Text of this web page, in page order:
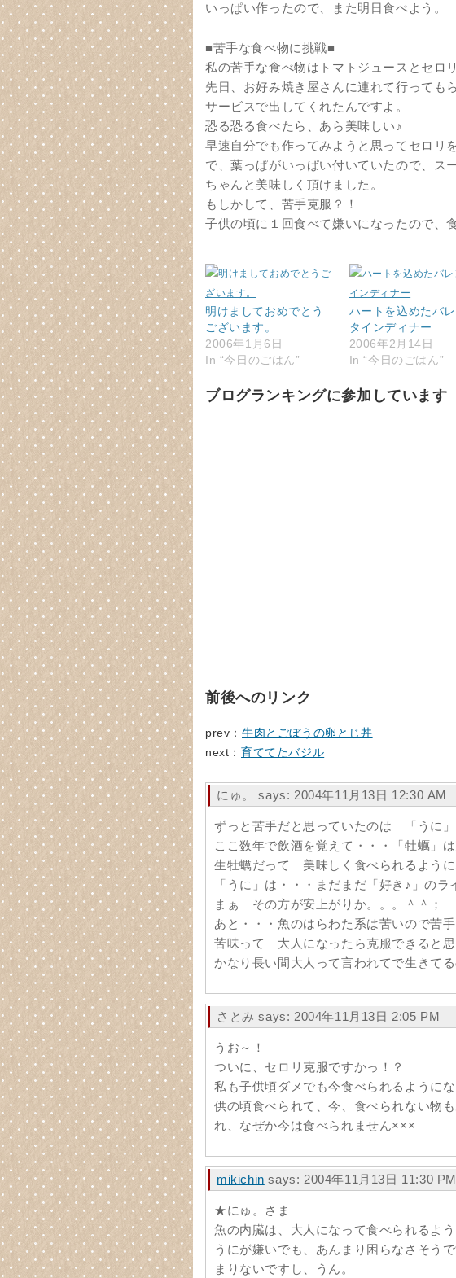
いっぱい作ったので、また明日食べよう。
■苦手な食べ物に挑戦■
私の苦手な食べ物はトマトジュースとセロ
先日、お好み焼き屋さんに連れて行っても
サービスで出してくれたんですよ。
恐る恐る食べたら、あら美味しい♪
早速自分でも作ってみようと思ってセロリ
で、葉っぱがいっぱい付いていたので、ス
ちゃんと美味しく頂けました。
もしかして、苦手克服？！
子供の頃に１回食べて嫌いになったので、
明けましておめでとう
ございます。
2006年1月6日
In “今日のごはん”
ハートを込めたバ
タインディナー
2006年2月14日
In “今日のごはん”
ブログランキングに参加しています
前後へのリンク
prev： 牛肉とごぼうの卵とじ丼
next： 育ててたバジル
にゅ。 says: 2004年11月13日 12:30 AM
ずっと苦手だと思っていたのは 「うに」
ここ数年で飲酒を覚えて・・・「牡蠣」は
生牡蠣だって 美味しく食べられるように
「うに」は・・・まだまだ「好き♪」のラ
まぁ その方が安上がりか。。。＾＾；
あと・・・魚のはらわた系は苦いので苦手
苦味って 大人になったら克服できると思
かなり長い間大人って言われてで生きて
さとみ says: 2004年11月13日 2:05 PM
うお～！
ついに、セロリ克服ですかっ！？
私も子供頃ダメでも今食べられるように
供の頃食べられて、今、食べられない物
れ、なぜか今は食べられません×××
mikichin says: 2004年11月13日 11:30 PM
★にゅ。さま
魚の内臓は、大人になって食べられるよう
うにが嫌いでも、あんまり困らなさそう
まりないですし、うん。